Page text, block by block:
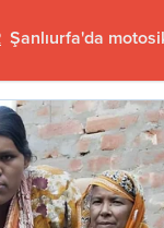
Şanlıurfa'da